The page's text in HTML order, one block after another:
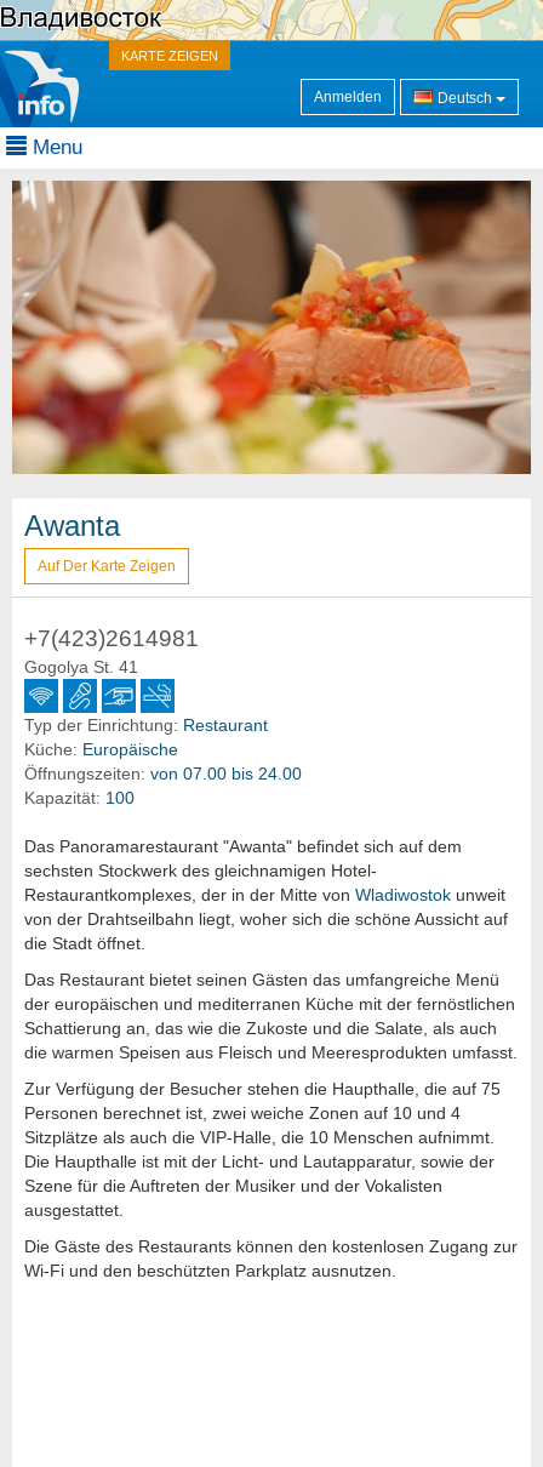
KARTE ZEIGEN
Anmelden Deutsch
Menu
Awanta
Auf Der Karte Zeigen
+7(423)2614981
Gogolya St. 41
Typ der Einrichtung: Restaurant
Küche: Europäische
Öffnungszeiten: von 07.00 bis 24.00
Kapazität: 100
Das Panoramarestaurant "Awanta" befindet sich auf dem
sechsten Stockwerk des gleichnamigen Hotel-
Restaurantkomplexes, der in der Mitte von Wladiwostok unweit
von der Drahtseilbahn liegt, woher sich die schöne Aussicht auf
die Stadt öffnet.
Das Restaurant bietet seinen Gästen das umfangreiche Menü
der europäischen und mediterranen Küche mit der fernöstlichen
Schattierung an, das wie die Zukoste und die Salate, als auch
die warmen Speisen aus Fleisch und Meeresprodukten umfasst.
Zur Verfügung der Besucher stehen die Haupthalle, die auf 75
Personen berechnet ist, zwei weiche Zonen auf 10 und 4
Sitzplätze als auch die VIP-Halle, die 10 Menschen aufnimmt.
Die Haupthalle ist mit der Licht- und Lautapparatur, sowie der
Szene für die Auftreten der Musiker und der Vokalisten
ausgestattet.
Die Gäste des Restaurants können den kostenlosen Zugang zur
Wi-Fi und den beschützten Parkplatz ausnutzen.